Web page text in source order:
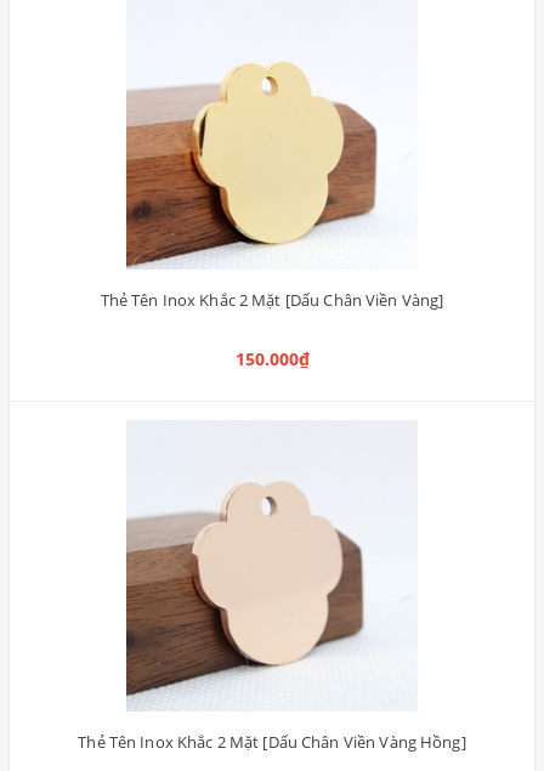
Thẻ Tên Inox Khắc 2 Mặt [Dấu Chân Viền Vàng]
150.000₫
Thẻ Tên Inox Khắc 2 Mặt [Dấu Chân Viền Vàng Hồng]